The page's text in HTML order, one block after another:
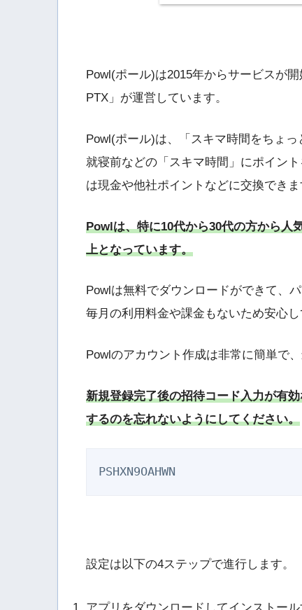
Powl(ポール)は2015年からサービスが
PTX」が運営しています。
Powl(ポール)は、「スキマ時間をちょ
就寝前などの「スキマ時間」にポイン
は現金や他社ポイントなどに交換できま
Powlは、特に10代から30代の方から人
上となっています。
Powlは無料でダウンロードができて、
毎月の利用料金や課金もないため安心し
Powlのアカウント作成は非常に簡単で
新規登録完了後の招待コード入力が有
するのを忘れないようにしてください。
PSHXN9OAHWN
設定は以下の4ステップで進行します。
アプリをダウンロードしてインストール